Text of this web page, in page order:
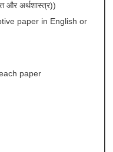
और अर्थशास्त्र))
paper in English or
paper